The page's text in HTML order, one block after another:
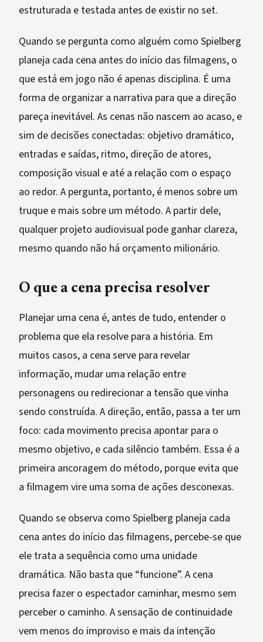
estruturada e testada antes de existir no set.
Quando se pergunta como alguém como Spielberg
planeja cada cena antes do início das filmagens, o
que está em jogo não é apenas disciplina. É uma
forma de organizar a narrativa para que a direção
pareça inevitável. As cenas não nascem ao acaso, e
sim de decisões conectadas: objetivo dramático,
entradas e saídas, ritmo, direção de atores,
composição visual e até a relação com o espaço
ao redor. A pergunta, portanto, é menos sobre um
truque e mais sobre um método. A partir dele,
qualquer projeto audiovisual pode ganhar clareza,
mesmo quando não há orçamento milionário.
O que a cena precisa resolver
Planejar uma cena é, antes de tudo, entender o
problema que ela resolve para a história. Em
muitos casos, a cena serve para revelar
informação, mudar uma relação entre
personagens ou redirecionar a tensão que vinha
sendo construída. A direção, então, passa a ter um
foco: cada movimento precisa apontar para o
mesmo objetivo, e cada silêncio também. Essa é a
primeira ancoragem do método, porque evita que
a filmagem vire uma soma de ações desconexas.
Quando se observa como Spielberg planeja cada
cena antes do início das filmagens, percebe-se que
ele trata a sequência como uma unidade
dramática. Não basta que “funcione”. A cena
precisa fazer o espectador caminhar, mesmo sem
perceber o caminho. A sensação de continuidade
vem menos do improviso e mais da intenção